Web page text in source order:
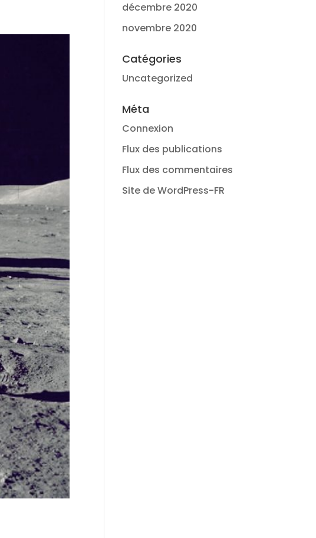
décembre 2020
novembre 2020
Catégories
Uncategorized
Méta
Connexion
Flux des publications
Flux des commentaires
Site de WordPress-FR